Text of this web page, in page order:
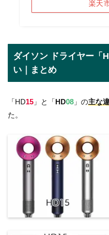
楽天
ダイソン ドライヤー「
い｜まとめ
「HD15 」と「HD08 」の主な
た。